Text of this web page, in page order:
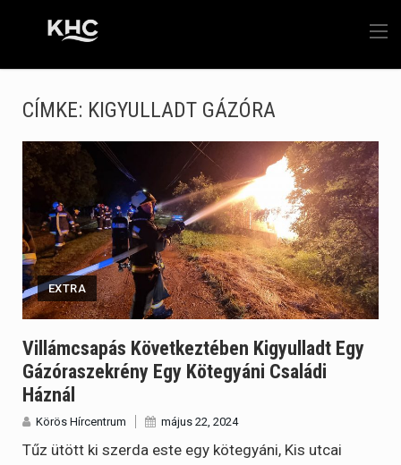
CÍMKE: KIGYULLADT GÁZÓRA
EXTRA
Villámcsapás Következtében Kigyulladt Egy
Gázóraszekrény Egy Kötegyáni Családi
Háznál
Körös Hírcentrum május 22, 2024
Tűz ütött ki szerda este egy kötegyáni, Kis utcai